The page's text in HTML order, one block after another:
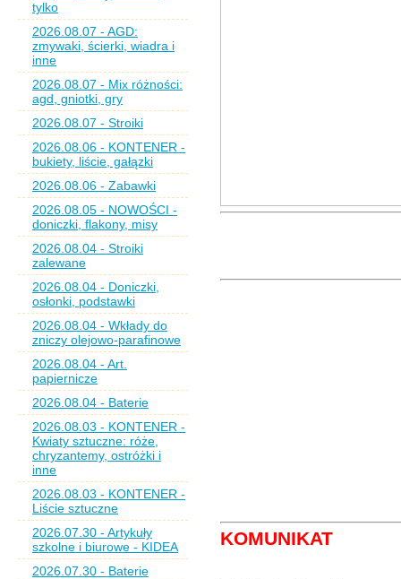
tylko
2026.08.07 - AGD:
zmywaki, ścierki, wiadra i
inne
2026.08.07 - Mix różności:
agd, gniotki, gry
2026.08.07 - Stroiki
2026.08.06 - KONTENER -
bukiety, liście, gałązki
2026.08.06 - Zabawki
2026.08.05 - NOWOŚCI -
doniczki, flakony, misy
2026.08.04 - Stroiki
zalewane
2026.08.04 - Doniczki,
osłonki, podstawki
2026.08.04 - Wkłady do
zniczy olejowo-parafinowe
2026.08.04 - Art.
papiernicze
2026.08.04 - Baterie
2026.08.03 - KONTENER -
Kwiaty sztuczne: róże,
chryzantemy, ostróżki i
inne
2026.08.03 - KONTENER -
Liście sztuczne
2026.07.30 - Artykuły
szkolne i biurowe - KIDEA
2026.07.30 - Baterie
KOMUNIKAT